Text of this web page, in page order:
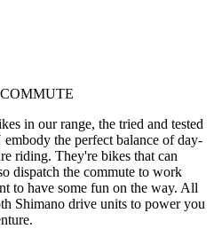
in our range, the tried and tested
the perfect balance of day-
riding. They're bikes that can
dispatch the commute to work
to have some fun on the way. All
Shimano drive units to power you